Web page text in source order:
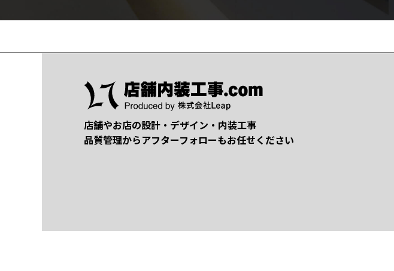
店舗やお店の設計・デザイン・内装工事
品質管理からアフターフォローもお任せください